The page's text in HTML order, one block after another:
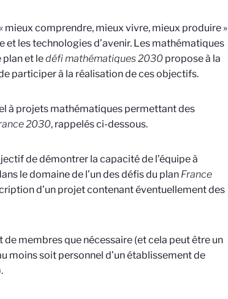
mieux comprendre, mieux vivre, mieux produire »
les technologies d’avenir. Les mathématiques
plan et ledéfi mathématiques 2030propose à la
participer à la réalisation de ces objectifs.
à projets mathématiques permettant des
2030, rappelés ci-dessous.
de démontrer la capacité de l’équipe à
le domaine de l’un des défis du plan France
d’un projet contenant éventuellement des
membres que nécessaire (et cela peut être un
moins soit personnel d’un établissement de